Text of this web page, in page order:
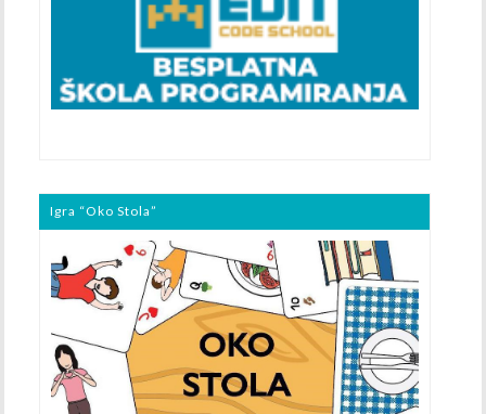
Igra “Oko Stola”